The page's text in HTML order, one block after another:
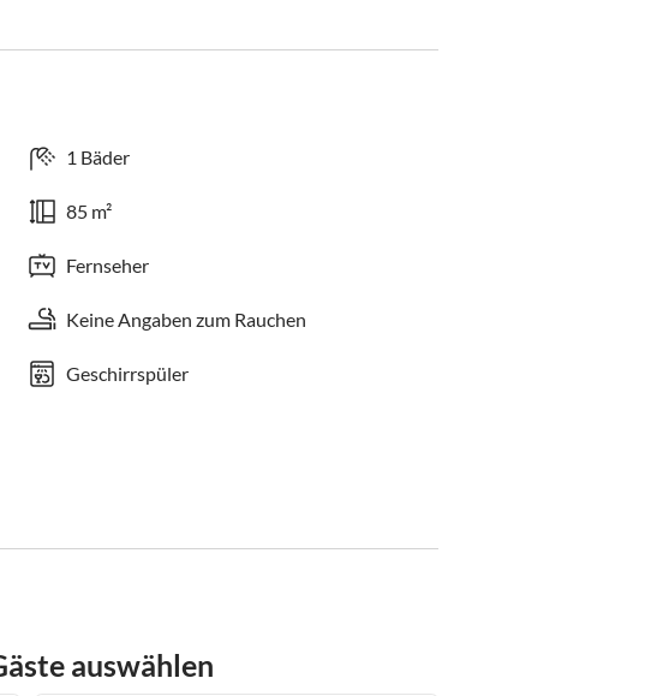
1 Bäder
85 m²
Fernseher
Keine Angaben zum Rauchen
Geschirrspüler
auswählen